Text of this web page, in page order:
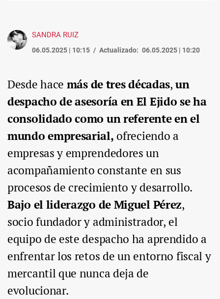
SANDRA RUIZ
06.05.2025 | 10:15 Actualizado: 06.05.2025 | 10:20
Desde hace más de tres décadas,un
despacho de asesoría en El Ejido se ha
consolidado como un referente en el
mundo empresarial, ofreciendo a
empresas y emprendedores un
acompañamiento constante en sus
procesos de crecimiento y desarrollo.
Bajo el liderazgo de Miguel Pérez,
socio fundador y administrador, el
equipo de este despacho ha aprendido a
enfrentar los retos de un entorno fiscal y
mercantil que nunca deja de
evolucionar.